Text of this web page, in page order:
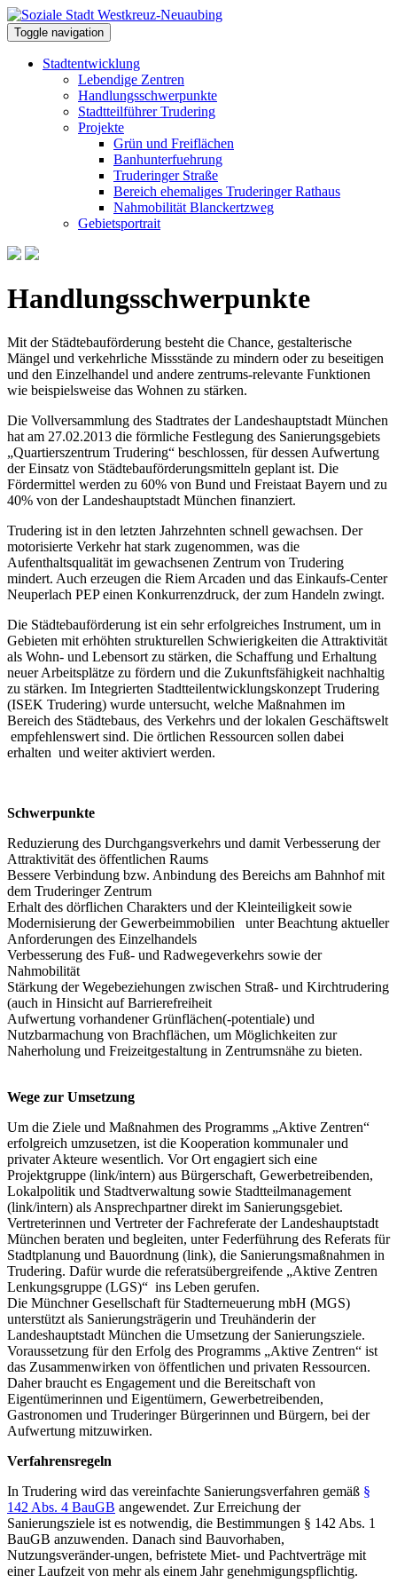
Toggle navigation
Stadtentwicklung
Lebendige Zentren
Handlungsschwerpunkte
Stadtteilführer Trudering
Projekte
Grün und Freiflächen
Banhunterfuehrung
Truderinger Straße
Bereich ehemaliges Truderinger Rathaus
Nahmobilität Blanckertzweg
Gebietsportrait
Handlungsschwerpunkte
Mit der Städtebauförderung besteht die Chance, gestalterische
Mängel und verkehrliche Missstände zu mindern oder zu beseitigen
und den Einzelhandel und andere zentrums-relevante Funktionen
wie beispielsweise das Wohnen zu stärken.
Die Vollversammlung des Stadtrates der Landeshauptstadt München
hat am 27.02.2013 die förmliche Festlegung des Sanierungsgebiets
„Quartierszentrum Trudering“ beschlossen, für dessen Aufwertung
der Einsatz von Städtebauförderungsmitteln geplant ist. Die
Fördermittel werden zu 60% von Bund und Freistaat Bayern und zu
40% von der Landeshauptstadt München finanziert.
Trudering ist in den letzten Jahrzehnten schnell gewachsen. Der
motorisierte Verkehr hat stark zugenommen, was die
Aufenthaltsqualität im gewachsenen Zentrum von Trudering
mindert. Auch erzeugen die Riem Arcaden und das Einkaufs-Center
Neuperlach PEP einen Konkurrenzdruck, der zum Handeln zwingt.
Die Städtebauförderung ist ein sehr erfolgreiches Instrument, um in
Gebieten mit erhöhten strukturellen Schwierigkeiten die Attraktivität
als Wohn- und Lebensort zu stärken, die Schaffung und Erhaltung
neuer Arbeitsplätze zu fördern und die Zukunftsfähigkeit nachhaltig
zu stärken. Im Integrierten Stadtteilentwicklungskonzept Trudering
(ISEK Trudering) wurde untersucht, welche Maßnahmen im
Bereich des Städtebaus, des Verkehrs und der lokalen Geschäftswelt
empfehlenswert sind. Die örtlichen Ressourcen sollen dabei
erhalten und weiter aktiviert werden.
Schwerpunkte
Reduzierung des Durchgangsverkehrs und damit Verbesserung der
Attraktivität des öffentlichen Raums
Bessere Verbindung bzw. Anbindung des Bereichs am Bahnhof mit
dem Truderinger Zentrum
Erhalt des dörflichen Charakters und der Kleinteiligkeit sowie
Modernisierung der Gewerbeimmobilien unter Beachtung aktueller
Anforderungen des Einzelhandels
Verbesserung des Fuß- und Radwegeverkehrs sowie der
Nahmobilität
Stärkung der Wegebeziehungen zwischen Straß- und Kirchtrudering
(auch in Hinsicht auf Barrierefreiheit
Aufwertung vorhandener Grünflächen(-potentiale) und
Nutzbarmachung von Brachflächen, um Möglichkeiten zur
Naherholung und Freizeitgestaltung in Zentrumsnähe zu bieten.
Wege zur Umsetzung
Um die Ziele und Maßnahmen des Programms „Aktive Zentren“
erfolgreich umzusetzen, ist die Kooperation kommunaler und
privater Akteure wesentlich. Vor Ort engagiert sich eine
Projektgruppe (link/intern) aus Bürgerschaft, Gewerbetreibenden,
Lokalpolitik und Stadtverwaltung sowie Stadtteilmanagement
(link/intern) als Ansprechpartner direkt im Sanierungsgebiet.
Vertreterinnen und Vertreter der Fachreferate der Landeshauptstadt
München beraten und begleiten, unter Federführung des Referats für
Stadtplanung und Bauordnung (link), die Sanierungsmaßnahmen in
Trudering. Dafür wurde die referatsübergreifende „Aktive Zentren
Lenkungsgruppe (LGS)“ ins Leben gerufen.
Die Münchner Gesellschaft für Stadterneuerung mbH (MGS)
unterstützt als Sanierungsträgerin und Treuhänderin der
Landeshauptstadt München die Umsetzung der Sanierungsziele.
Voraussetzung für den Erfolg des Programms „Aktive Zentren“ ist
das Zusammenwirken von öffentlichen und privaten Ressourcen.
Daher braucht es Engagement und die Bereitschaft von
Eigentümerinnen und Eigentümern, Gewerbetreibenden,
Gastronomen und Truderinger Bürgerinnen und Bürgern, bei der
Aufwertung mitzuwirken.
Verfahrensregeln
In Trudering wird das vereinfachte Sanierungsverfahren gemäß §
142 Abs. 4 BauGB angewendet. Zur Erreichung der
Sanierungsziele ist es notwendig, die Bestimmungen § 142 Abs. 1
BauGB anzuwenden. Danach sind Bauvorhaben,
Nutzungsveränder-ungen, befristete Miet- und Pachtverträge mit
einer Laufzeit von mehr als einem Jahr genehmigungspflichtig.